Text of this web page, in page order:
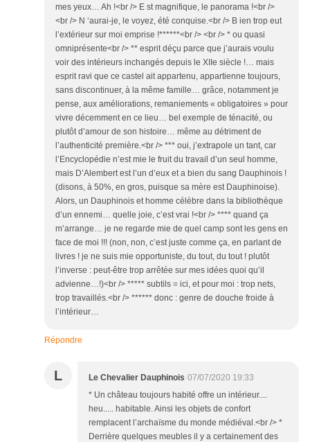
mes yeux… Ah !<br /> E st magnifique, le panorama !<br />
<br /> N ‘aurai-je, le voyez, été conquise.<br /> B ien trop eut
l’extérieur sur moi emprise !******<br /> <br /> * ou quasi
omniprésente<br /> ** esprit déçu parce que j’aurais voulu
voir des intérieurs inchangés depuis le XIIe siècle !… mais
esprit ravi que ce castel ait appartenu, appartienne toujours,
sans discontinuer, à la même famille… grâce, notamment je
pense, aux améliorations, remaniements « obligatoires » pour
vivre décemment en ce lieu… bel exemple de ténacité, ou
plutôt d’amour de son histoire… même au détriment de
l’authenticité première.<br /> *** oui, j’extrapole un tant, car
l’Encyclopédie n’est mie le fruit du travail d’un seul homme,
mais D’Alembert est l’un d’eux et a bien du sang Dauphinois !
(disons, à 50%, en gros, puisque sa mère est Dauphinoise).
Alors, un Dauphinois et homme célèbre dans la bibliothèque
d’un ennemi… quelle joie, c’est vrai !<br /> **** quand ça
m’arrange… je ne regarde mie de quel camp sont les gens en
face de moi !!! (non, non, c’est juste comme ça, en parlant de
livres ! je ne suis mie opportuniste, du tout, du tout ! plutôt
l’inverse : peut-être trop arrêtée sur mes idées quoi qu’il
advienne…!)<br /> ***** subtils = ici, et pour moi : trop nets,
trop travaillés.<br /> ****** donc : genre de douche froide à
l’intérieur…
Répondre
L Le Chevalier Dauphinois 07/07/2020 19:33
* Un château toujours habité offre un intérieur....
heu..... habitable. Ainsi les objets de confort
remplacent l’archaïsme du monde médiéval.<br /> *
Derrière quelques meubles il y a certainement des